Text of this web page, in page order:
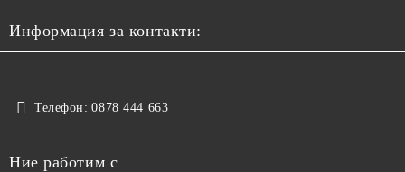
Информация за контакти:
Телефон: 0878 444 663
Ние работим с